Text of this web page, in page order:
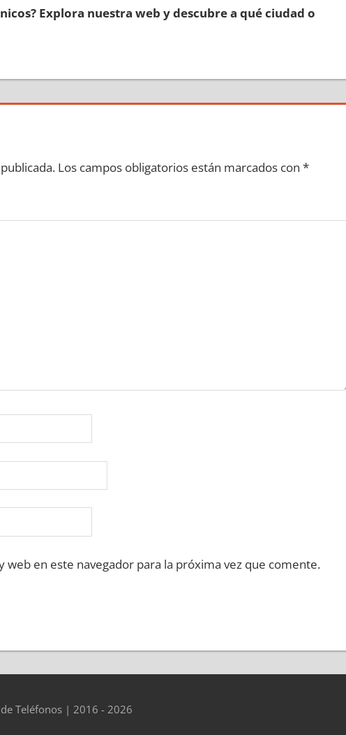
Explora nuestra web у descubre а qué ciudad ο
Los campos obligatorios están marcados con *
en este navegador para la próxima vez que comente.
Teléfonos | 2016 - 2026